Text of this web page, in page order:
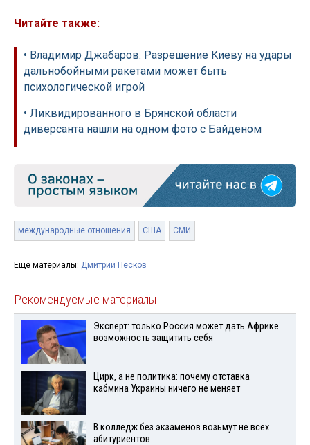
Читайте также:
• Владимир Джабаров: Разрешение Киеву на удары
дальнобойными ракетами может быть
психологической игрой
• Ликвидированного в Брянской области
диверсанта нашли на одном фото с Байденом
международные отношения США СМИ
Ещё материалы: Дмитрий Песков
Рекомендуемые материалы
Эксперт: только Россия может дать Африке
возможность защитить себя
Цирк, а не политика: почему отставка
кабмина Украины ничего не меняет
В колледж без экзаменов возьмут не всех
абитуриентов